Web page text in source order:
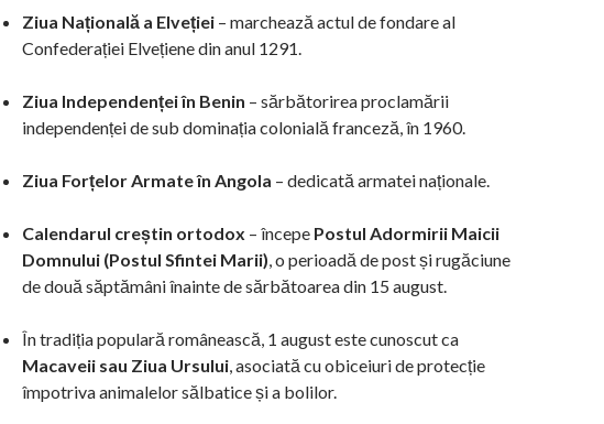
Ziua Națională a Elveției – marchează actul de fondare al
Confederației Elvețiene din anul 1291.
Ziua Independenței în Benin – sărbătorirea proclamării
independenței de sub dominația colonială franceză, în 1960.
Ziua Forțelor Armate în Angola – dedicată armatei naționale.
Calendarul creștin ortodox – începe Postul Adormirii Maicii
Domnului (Postul Sfintei Marii) , o perioadă de post și rugăciune
de două săptămâni înainte de sărbătoarea din 15 august.
În tradiția populară românească, 1 august este cunoscut ca
Macaveii sau Ziua Ursului , asociată cu obiceiuri de protecție
împotriva animalelor sălbatice și a bolilor.